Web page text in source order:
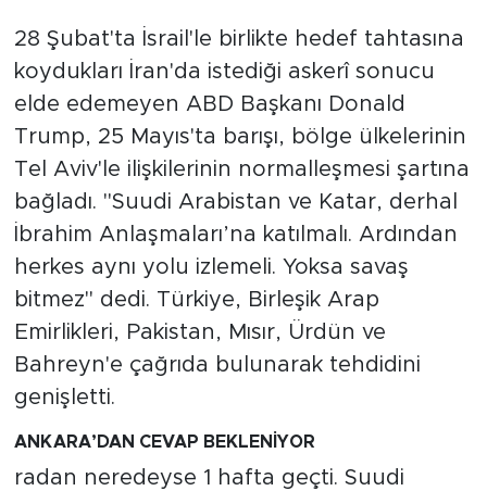
28 Şubat'ta İsrail'le birlikte hedef tahtasına
koydukları İran'da istediği askerî sonucu
elde edemeyen ABD Başkanı Donald
Trump, 25 Mayıs'ta barışı, bölge ülkelerinin
Tel Aviv'le ilişkilerinin normalleşmesi şartına
bağladı. "Suudi Arabistan ve Katar, derhal
İbrahim Anlaşmaları’na katılmalı. Ardından
herkes aynı yolu izlemeli. Yoksa savaş
bitmez" dedi. Türkiye, Birleşik Arap
Emirlikleri, Pakistan, Mısır, Ürdün ve
Bahreyn'e çağrıda bulunarak tehdidini
genişletti.
ANKARA’DAN CEVAP BEKLENİYOR
radan neredeyse 1 hafta geçti. Suudi
SAĞLIK
SİYASET
MEDYA KÖŞESİ
FOTO GALERİ
VİDEOLAR
ALINTI YAZARLAR
SOSYAL MEDYA